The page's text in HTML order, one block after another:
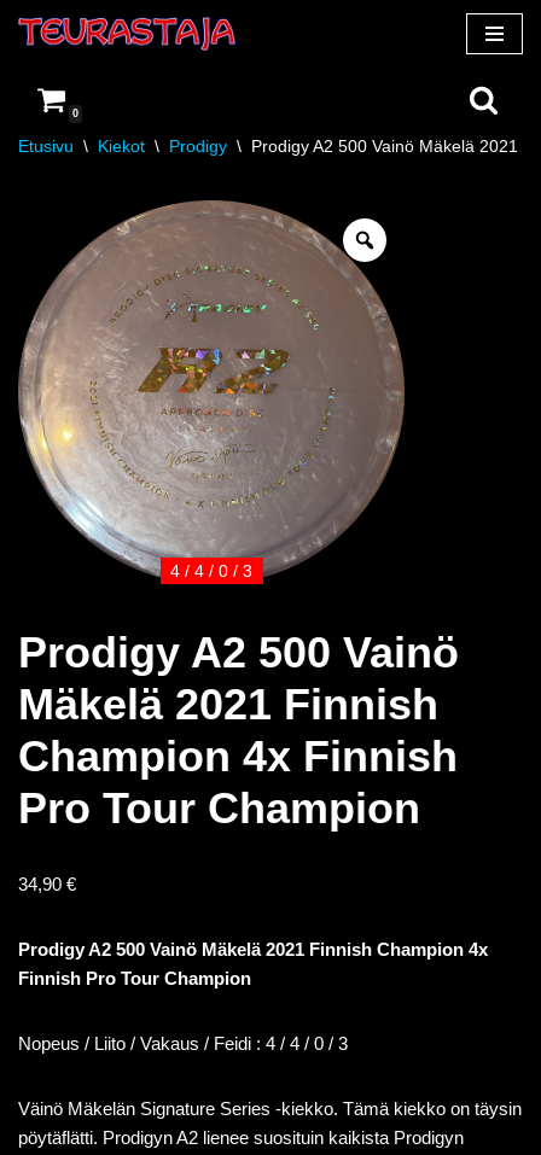
suoraan
sisältöön
0
Etusivu \ Kiekot \ Prodigy \ Prodigy A2 500 Vainö Mäkelä 2021
4 / 4 / 0 / 3
Prodigy A2 500 Vainö
Mäkelä 2021 Finnish
Champion 4x Finnish
Pro Tour Champion
34,90 €
Prodigy A2 500 Vainö Mäkelä 2021 Finnish Champion 4x
Finnish Pro Tour Champion
Nopeus / Liito / Vakaus / Feidi : 4 / 4 / 0 / 3
Väinö Mäkelän Signature Series -kiekko. Tämä kiekko on täysin
pöytäflätti. Prodigyn A2 lienee suosituin kaikista Prodigyn